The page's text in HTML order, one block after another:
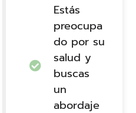
Estás
preocupa
do por su
salud y
buscas
un
abordaje